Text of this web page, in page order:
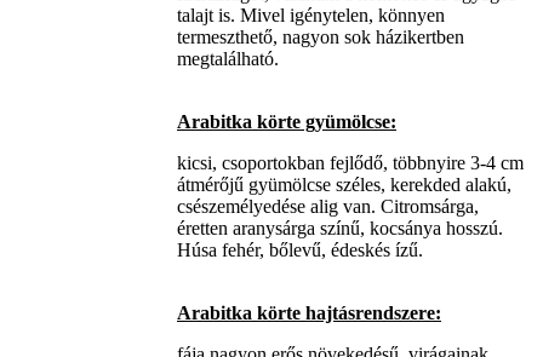
talajt is. Mivel igénytelen, könnyen
termeszthető, nagyon sok házikertben
megtalálható.
Arabitka körte gyümölcse:
kicsi, csoportokban fejlődő, többnyire 3-4 cm
átmérőjű gyümölcse széles, kerekded alakú,
csészemélyedése alig van. Citromsárga,
éretten aranysárga színű, kocsánya hosszú.
Húsa fehér, bőlevű, édeskés ízű.
Arabitka körte hajtásrendszere: